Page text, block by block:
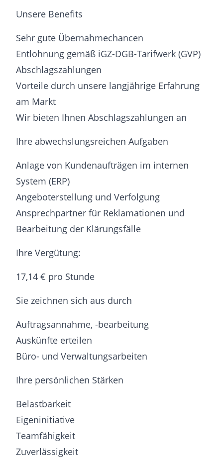
Unsere Benefits
Sehr gute Übernahmechancen
Entlohnung gemäß iGZ-DGB-Tarifwerk (GVP)
Abschlagszahlungen
Vorteile durch unsere langjährige Erfahrung
am Markt
Wir bieten Ihnen Abschlagszahlungen an
Ihre abwechslungsreichen Aufgaben
Anlage von Kundenaufträgen im internen
System (ERP)
Angeboterstellung und Verfolgung
Ansprechpartner für Reklamationen und
Bearbeitung der Klärungsfälle
Ihre Vergütung:
17,14 € pro Stunde
Sie zeichnen sich aus durch
Auftragsannahme, -bearbeitung
Auskünfte erteilen
Büro- und Verwaltungsarbeiten
Ihre persönlichen Stärken
Belastbarkeit
Eigeninitiative
Teamfähigkeit
Zuverlässigkeit